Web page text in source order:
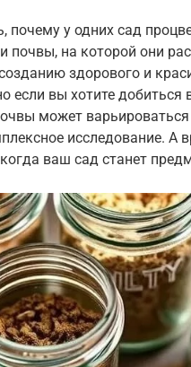
у одних сад
почвы, на которой они
здорового и
если вы хотите
может
исследование. А
ваш сад станет